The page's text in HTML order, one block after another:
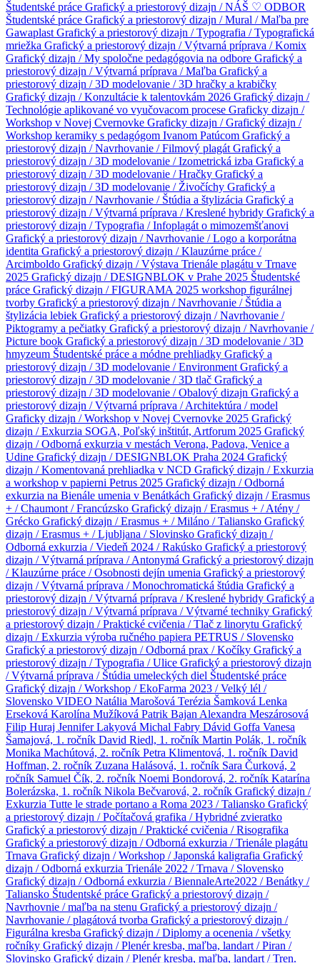
Študentské práce Grafický a priestorový dizajn / NÁŠ ♡ ODBOR
Študentské práce Grafický a priestorový dizajn / Mural / Maľba pre
GawaplastGrafický a priestorový dizajn / Typografia / Typografická
mriežka Grafický a priestorový dizajn / Výtvarná príprava / Komix
Grafický dizajn / My spoločne pedagógovia na odbore Grafický a
priestorový dizajn / Výtvarná príprava / Maľba Grafický a
priestorový dizajn / 3D modelovanie / 3D hračky a krabičky
Grafický dizajn / Konzultácie k talentovkám 2026 Grafický dizajn /
Technológie aplikované vo vyučovacom procese Graficky dizajn /
Workshop v Novej Cvernovke Graficky dizajn /Grafický dizajn /
Workshop keramiky s pedagógom Ivanom Patúcom Grafický a
priestorový dizajn / Navrhovanie / Filmový plagátGrafický a
priestorový dizajn / 3D modelovanie / Izometrická izba Grafický a
priestorový dizajn / 3D modelovanie / Hračky Grafický a
priestorový dizajn / 3D modelovanie / Živočíchy Grafický a
priestorový dizajn / Navrhovanie / Štúdia a štylizácia Grafický a
priestorový dizajn / Výtvarná príprava / Kreslené hybridy Grafický a
priestorový dizajn / Typografia / Infoplagát o mimozemšťanovi
Grafický a priestorový dizajn / Navrhovanie / Logo a korporátna
identita Grafický a priestorový dizajn / Klauzúrne práce /
Arcimboldo Grafický dizajn / Výstava Trienále plagátu v Trnave
2025 Grafický dizajn / DESIGNBLOK v Prahe 2025 Študentské
práce Grafický dizajn / FIGURAMA 2025 workshop figurálnej
tvorby Grafický a priestorový dizajn / Navrhovanie / Štúdia a
štylizácia lebiek Grafický a priestorový dizajn / Navrhovanie /
Piktogramy a pečiatky Grafický a priestorový dizajn / Navrhovanie /
Picture book Grafický a priestorový dizajn / 3D modelovanie / 3D
hmyzeum Študentské práce a módne prehliadky Grafický a
priestorový dizajn / 3D modelovanie / EnvironmentGrafický a
priestorový dizajn / 3D modelovanie / 3D tlač Grafický a
priestorový dizajn / 3D modelovanie / Obalový dizajn Grafický a
priestorový dizajn / Výtvarná príprava / Architektúra / model
Graficky dizajn / Workshop v Novej Cvernovke 2025 Grafický
dizajn / Exkurzia SOGA, Poľský inštitút, Artforum 2025 Grafický
dizajn / Odborná exkurzia v mestách Verona, Padova, Venice a
Udine Grafický dizajn / DESIGNBLOK Praha 2024 Grafický
dizajn / Komentovaná prehliadka v NCD Grafický dizajn / Exkurzia
a workshop v papierni Petrus 2025 Grafický dizajn / Odborná
exkurzia na Bienále umenia v Benátkách Grafický dizajn / Erasmus
+ / Chaumont / Francúzsko Grafický dizajn / Erasmus + / Atény /
Grécko Grafický dizajn / Erasmus + / Miláno / Taliansko Grafický
dizajn / Erasmus + / Ljubljana / Slovinsko Grafický dizajn /
Odborná exkurzia / Viedeň 2024 / Rakúsko Grafický a priestorový
dizajn / Výtvarná príprava / Antonymá Grafický a priestorový dizajn
/ Klauzúrne práce / Osobnosti dejín umenia Grafický a priestorový
dizajn / Výtvarná príprava / Monochromatická štúdia Grafický a
priestorový dizajn / Výtvarná príprava / Kreslené hybridy Grafický a
priestorový dizajn / Výtvarná príprava / Výtvarné techniky Grafický
a priestorový dizajn / Praktické cvičenia / Tlač z linorytu Grafický
dizajn / Exkurzia výroba ručného papiera PETRUS / Slovensko
Grafický a priestorový dizajn / Odborná prax / Kočíky Grafický a
priestorový dizajn / Typografia / Ulice Grafický a priestorový dizajn
/ Výtvarná príprava / Štúdia umeleckých diel Študentské práce
Grafický dizajn / Workshop / EkoFarma 2023 / Velký lél /
Slovensko VIDEO Natália Marošová Terézia Šamková Lenka
Erseková Karolína Mužíková Patrik BajanAlexandra Meszárosová
Filip Huraj Jennifer Lakyová Michal Fabry Dávid Goffa Vanesa
Šamajová, 1. ročník David Riedl, 1. ročník Martin Polák, 1. ročník
Monika Machútová, 2. ročník Petra Klimentová, 1. ročník David
Hoffman, 2. ročník Zuzana Halásová, 1. ročník Sara Čurková, 2
ročník Samuel Čík, 2. ročník Noemi Bondorová, 2. ročník Katarína
Bolerázska, 1. ročník Nikola Bečvarová, 2. ročník Grafický dizajn /
Exkurzia Tutte le strade portano a Roma 2023 / Taliansko Grafický
a priestorový dizajn / Počítačová grafika / Hybridné zvieratko
Grafický a priestorový dizajn / Praktické cvičenia / Risografika
Grafický a priestorový dizajn / Odborná exkurzia / Trienále plagátu
Trnava Grafický dizajn / Workshop / Japonská kaligrafia Grafický
dizajn / Odborná exkurzia Trienále 2022 / Trnava / Slovensko
Grafický dizajn / Odborná exkurzia / BiennaleArte2022 / Benátky /
Taliansko Študentské práce Grafický a priestorový dizajn /
Navrhovnie / maľba na stenu Grafický a priestorový dizajn /
Navrhovanie / plagátová tvorba Grafický a priestorový dizajn /
Figurálna kresba Grafický dizajn / Diplomy a ocenenia / všetky
ročníky Grafický dizajn / Plenér kresba, maľba, landart / Piran /
Slovinsko Grafický dizajn / Plenér kresba, maľba, landart / Tren.